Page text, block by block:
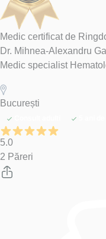
Medic certificat de
Dr. Mihnea-Alexandru
Medic specialist
București
5.0
2 Păreri